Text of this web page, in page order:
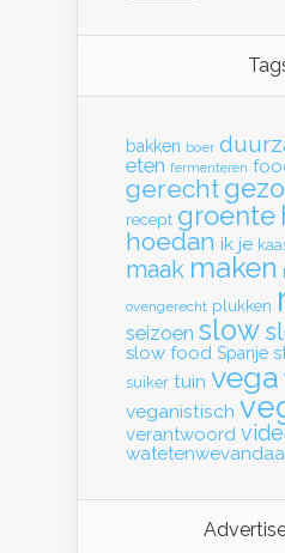
bakken boer
eten fermenteren
gerecht
recept groente
hoedan ik je
maak maken
ovengerecht plukken
seizoen slow
slow food Spanje
suiker tuin vega
veganistisch
verantwoord